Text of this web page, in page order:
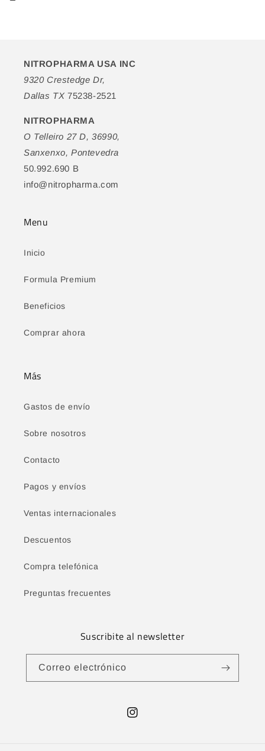
NITROPHARMA USA INC
9320 Crestedge Dr,
Dallas TX 75238-2521
NITROPHARMA
O Telleiro 27 D, 36990,
Sanxenxo, Pontevedra
50.992.690 B
info@nitropharma.com
Menu
Inicio
Formula Premium
Beneficios
Comprar ahora
Más
Gastos de envío
Sobre nosotros
Contacto
Pagos y envíos
Ventas internacionales
Descuentos
Compra telefónica
Preguntas frecuentes
Suscribite al newsletter
Correo electrónico
Instagram